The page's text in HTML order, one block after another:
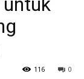
0
116